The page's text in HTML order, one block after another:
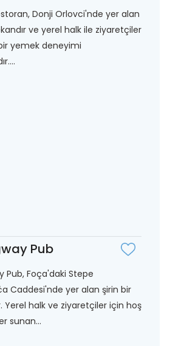
Donji Orlovci'nde yer alan
ve yerel halk ile ziyaretçiler
yemek deneyimi
Pub
Pub, Foça'daki Stepe
Caddesi'nde yer alan şirin bir
Yerel halk ve ziyaretçiler için hoş
sunan...